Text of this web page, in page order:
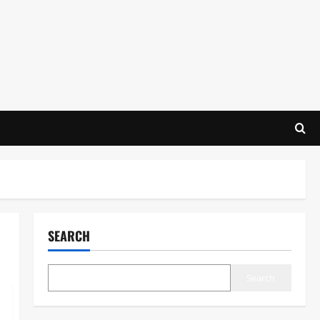
SEARCH